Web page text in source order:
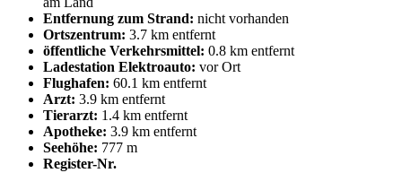
Entfernung zum Strand: nicht vorhanden
Ortszentrum: 3.7 km entfernt
öffentliche Verkehrsmittel: 0.8 km entfernt
Ladestation Elektroauto: vor Ort
Flughafen: 60.1 km entfernt
Arzt: 3.9 km entfernt
Tierarzt: 1.4 km entfernt
Apotheke: 3.9 km entfernt
Seehöhe: 777 m
Register-Nr.